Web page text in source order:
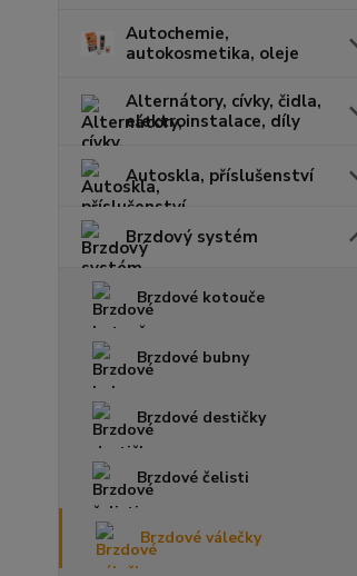
Autochemie,
autokosmetika, oleje
Alternátory, cívky, čidla,
elektroinstalace, díly
Autoskla, příslušenství
Brzdový systém
Brzdové kotouče
Brzdové bubny
Brzdové destičky
Brzdové čelisti
Brzdové válečky